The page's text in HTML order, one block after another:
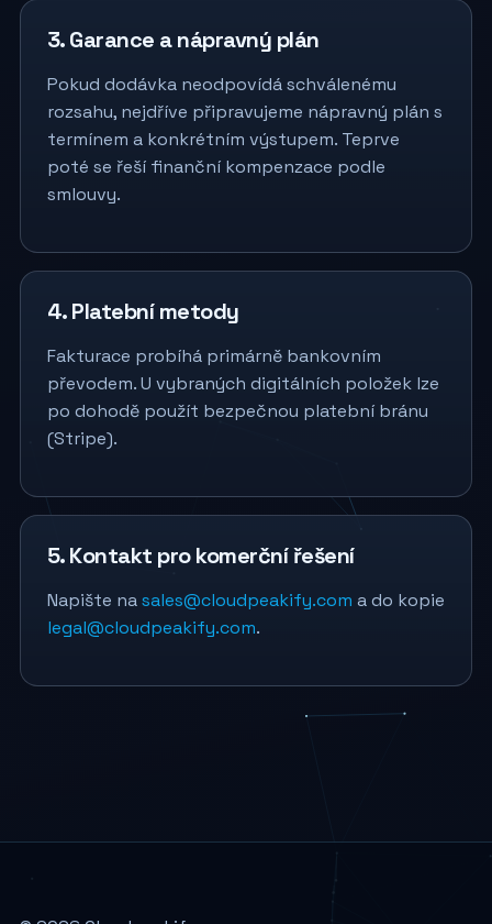
3. Garance a nápravný plán
Pokud dodávka neodpovídá schválenému
rozsahu, nejdříve připravujeme nápravný plán s
termínem a konkrétním výstupem. Teprve
poté se řeší finanční kompenzace podle
smlouvy.
4. Platební metody
Fakturace probíhá primárně bankovním
převodem. U vybraných digitálních položek lze
po dohodě použít bezpečnou platební bránu
(Stripe).
5. Kontakt pro komerční řešení
Napište nasales@cloudpeakify.com a do kopie
legal@cloudpeakify.com.